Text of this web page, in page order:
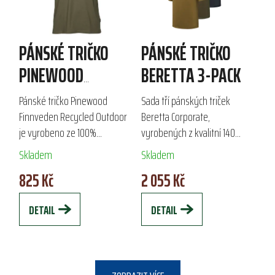
PÁNSKÉ TRIČKO
PINEWOOD
FINNVEDEN
RECYCLED
OUTDOOR
Pánské tričko Pinewood
Finnveden Recycled Outdoor
je vyrobeno ze 100%
recyklovaného materiálu
kombinujícího bavlnu a
polyester. Díky ekologickým
výrobním postupům šetří
vodu a...
Skladem
825 Kč
DETAIL
PÁNSKÉ TRIČKO
BERETTA 3-PACK
Sada tří pánských triček
Beretta Corporate,
vyrobených z kvalitní 140
g/m2 bavlny, je ideální pro
outdoorové aktivity i
každodenní nošení. Trička s
logem Beretta na hrudi a...
Skladem
2 055 Kč
DETAIL